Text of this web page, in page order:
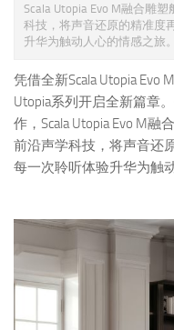
Scala Utopia Evo M融合雕
科技，将声音还原的精准度
升华为触动人心的情感之旅。
凭借全新Scala Utopia Evo
Utopia系列开启全新篇章
作，Scala Utopia Evo M
前沿声学科技，将声音还
每一次聆听体验升华为触